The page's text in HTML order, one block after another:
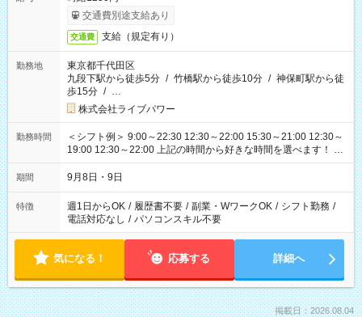
交通費別途支給あり
交通費 支給（規定有り）
勤務地
東京都千代田区
九段下駅から徒歩5分 / 竹橋駅から徒歩10分 / 神保町駅から徒
歩15分 / …
株式会社ライブパワー
勤務時間
＜シフト例＞ 9:00～22:30 12:30～22:00 15:30～21:00 12:30～
19:00 12:30～22:00 上記の時間から好きな時間を選べます！ ※
時間は変更となる可能性があります
期間 9月8日・9日
特徴 週1日からOK / 履歴書不要 / 副業・WワークOK / シフト勤務 /
電話対応なし / パソコンスキル不要
気になる！ 応募する 詳細へ
掲載日：2026.08.04